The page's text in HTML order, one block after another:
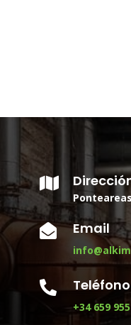

 Email
 Teléfono
+34 659